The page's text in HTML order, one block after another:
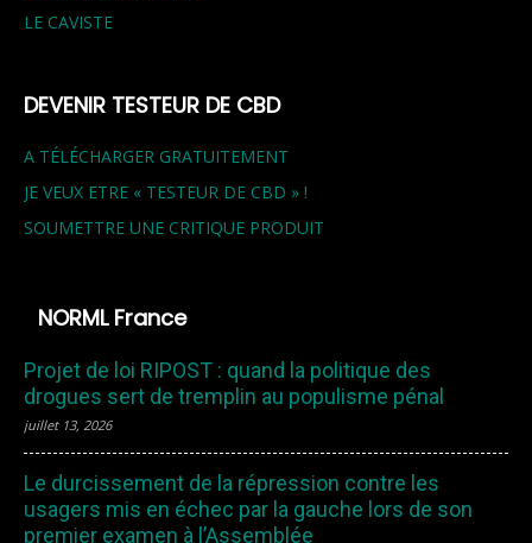
LE CAVISTE
DEVENIR TESTEUR DE CBD
A TÉLÉCHARGER GRATUITEMENT
JE VEUX ETRE « TESTEUR DE CBD » !
SOUMETTRE UNE CRITIQUE PRODUIT
NORML France
Projet de loi RIPOST : quand la politique des
drogues sert de tremplin au populisme pénal
juillet 13, 2026
Le durcissement de la répression contre les
usagers mis en échec par la gauche lors de son
premier examen à l’Assemblée